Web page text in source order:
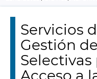
Servicios
Gestión
Selectivas
Acceso a